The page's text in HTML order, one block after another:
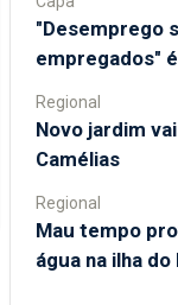
"Desemprego
empregados"
Regional
Novo jardim
Camélias
Regional
Mau tempo
água na ilha do